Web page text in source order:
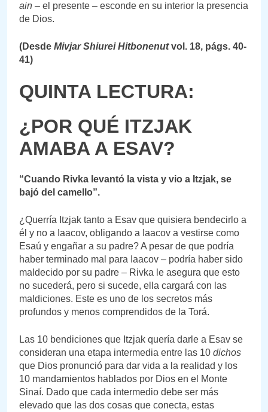
ain – el presente – esconde en su interior la presencia
de Dios.
(Desde Mivjar Shiurei Hitbonenutvol. 18, págs. 40-
41)
QUINTA LECTURA:
¿POR QUÉ ITZJAK
AMABA A ESAV?
“Cuando Rivka levantó la vista y vio a Itzjak, se
bajó del camello”.
¿Querría Itzjak tanto a Esav que quisiera bendecirlo a
él y no a Iaacov, obligando a Iaacov a vestirse como
Esaú y engañar a su padre? A pesar de que podría
haber terminado mal para Iaacov – podría haber sido
maldecido por su padre – Rivka le asegura que esto
no sucederá, pero si sucede, ella cargará con las
maldiciones. Este es uno de los secretos más
profundos y menos comprendidos de la Torá.
Las 10 bendiciones que Itzjak quería darle a Esav se
consideran una etapa intermedia entre las 10 dichos
que Dios pronunció para dar vida a la realidad y los
10 mandamientos hablados por Dios en el Monte
Sinaí. Dado que cada intermedio debe ser más
elevado que las dos cosas que conecta, estas